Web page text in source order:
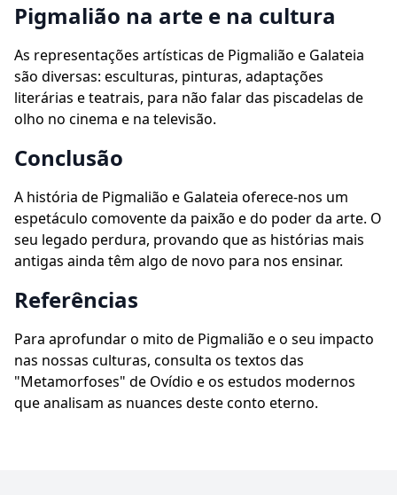
Pigmalião na arte e na cultura
As representações artísticas de Pigmalião e Galateia
são diversas: esculturas, pinturas, adaptações
literárias e teatrais, para não falar das piscadelas de
olho no cinema e na televisão.
Conclusão
A história de Pigmalião e Galateia oferece-nos um
espetáculo comovente da paixão e do poder da arte. O
seu legado perdura, provando que as histórias mais
antigas ainda têm algo de novo para nos ensinar.
Referências
Para aprofundar o mito de Pigmalião e o seu impacto
nas nossas culturas, consulta os textos das
"Metamorfoses" de Ovídio e os estudos modernos
que analisam as nuances deste conto eterno.